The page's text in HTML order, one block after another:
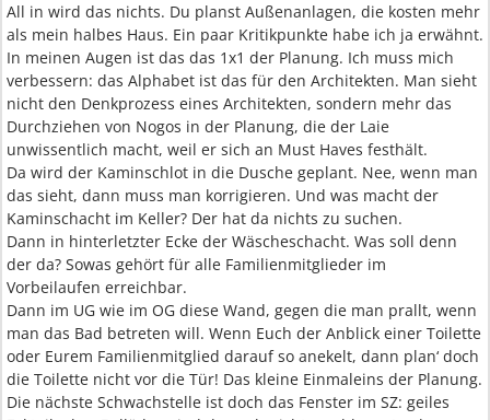
All in wird das nichts. Du planst Außenanlagen, die kosten mehr
als mein halbes Haus. Ein paar Kritikpunkte habe ich ja erwähnt.
In meinen Augen ist das das 1x1 der Planung. Ich muss mich
verbessern: das Alphabet ist das für den Architekten. Man sieht
nicht den Denkprozess eines Architekten, sondern mehr das
Durchziehen von Nogos in der Planung, die der Laie
unwissentlich macht, weil er sich an Must Haves festhält.
Da wird der Kaminschlot in die Dusche geplant. Nee, wenn man
das sieht, dann muss man korrigieren. Und was macht der
Kaminschacht im Keller? Der hat da nichts zu suchen.
Dann in hinterletzter Ecke der Wäscheschacht. Was soll denn
der da? Sowas gehört für alle Familienmitglieder im
Vorbeilaufen erreichbar.
Dann im UG wie im OG diese Wand, gegen die man prallt, wenn
man das Bad betreten will. Wenn Euch der Anblick einer Toilette
oder Eurem Familienmitglied darauf so anekelt, dann plan‘ doch
die Toilette nicht vor die Tür! Das kleine Einmaleins der Planung.
Die nächste Schwachstelle ist doch das Fenster im SZ: geiles